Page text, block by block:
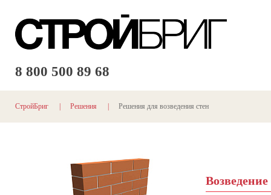
8 800 500 89 68
СтройБриг Решения Решения для возведения стен